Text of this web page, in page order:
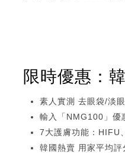
限時優惠：
素人實測 去眼袋/淡
輸入「NMG100」優
7大護膚功能：HIFU
韓國熱賣 用家平均評